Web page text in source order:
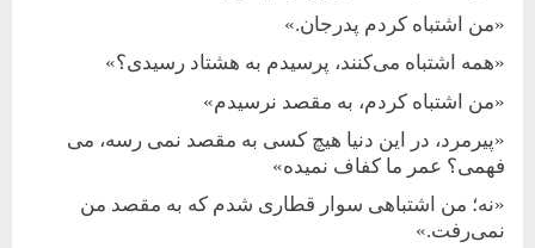
«من اشتباه کردم پدرجان.»
«همه اشتباه می‌کنند، پرسیدم به هشتاد رسیدی؟»
«من اشتباه کردم، به مقصد نرسیدم»
«پیرمرد، در این دنیا هیچ کسی به مقصد نمی رسه، می
فهمی؟ عمر ما کفاف نمیده»
«نه؛ من اشتباهی سوار قطاری شدم که به مقصد من
نمی‌رفت.»